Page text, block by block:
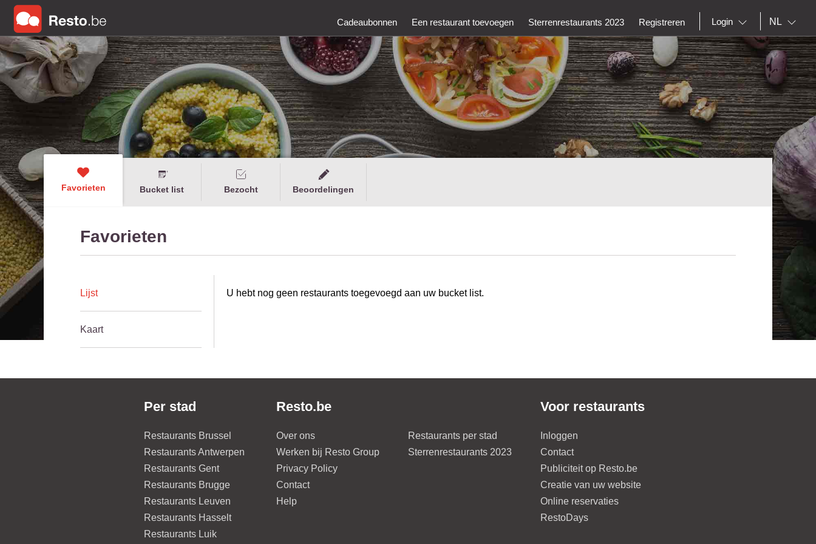
Cadeaubonnen Een restaurant toevoegen Sterrenrestaurants 2023 Registreren Login NL
Favorieten Bucket list Bezocht Beoordelingen
Favorieten
Lijst
Kaart
U hebt nog geen restaurants toegevoegd aan uw bucket list.
Per stad
Restaurants Brussel
Restaurants Antwerpen
Restaurants Gent
Restaurants Brugge
Restaurants Leuven
Restaurants Hasselt
Restaurants Luik
Resto.be
Over ons
Werken bij Resto Group
Privacy Policy
Contact
Help
Restaurants per stad
Sterrenrestaurants 2023
Voor restaurants
Inloggen
Contact
Publiciteit op Resto.be
Creatie van uw website
Online reservaties
RestoDays